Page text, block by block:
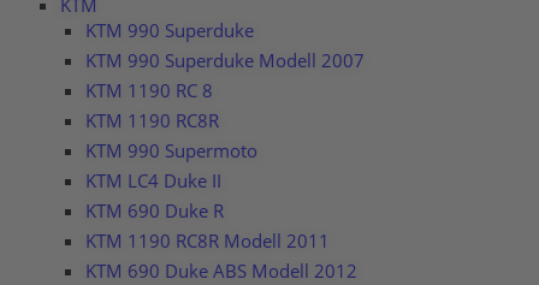
KTM
KTM 990 Superduke
KTM 990 Superduke Modell 2007
KTM 1190 RC 8
KTM 1190 RC8R
KTM 990 Supermoto
KTM LC4 Duke II
KTM 690 Duke R
KTM 1190 RC8R Modell 2011
KTM 690 Duke ABS Modell 2012